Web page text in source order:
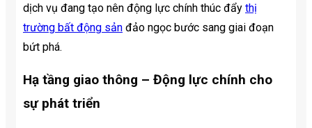
dịch vụ đang tạo nên động lực chính thúc đẩy thị
trường bất động sản đảo ngọc bước sang giai đoạn
bứt phá.
Hạ tầng giao thông – Động lực chính cho
sự phát triển